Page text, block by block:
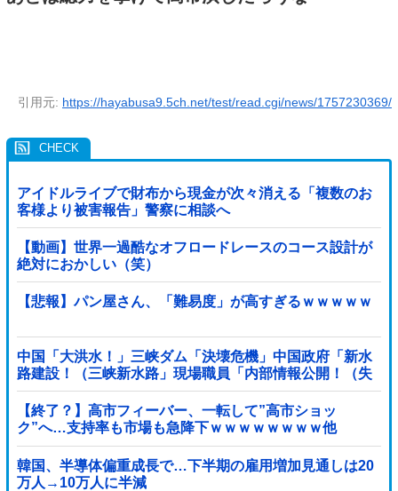
引用元: https://hayabusa9.5ch.net/test/read.cgi/news/1757230369/
アイドルライブで財布から現金が次々消える「複数のお
客様より被害報告」警察に相談へ
【動画】世界一過酷なオフロードレースのコース設計が
絶対におかしい（笑）
【悲報】パン屋さん、「難易度」が高すぎるｗｗｗｗｗ
中国「大洪水！」三峡ダム「決壊危機」中国政府「新水
路建設！（三峡新水路」現場職員「内部情報公開！（失
踪」湖南省「三峡放流情報（画像」台風13号「...
【終了？】高市フィーバー、一転して”高市ショッ
ク”へ…支持率も市場も急降下ｗｗｗｗｗｗｗｗ他
韓国、半導体偏重成長で…下半期の雇用増加見通しは20
万人→10万人に半減